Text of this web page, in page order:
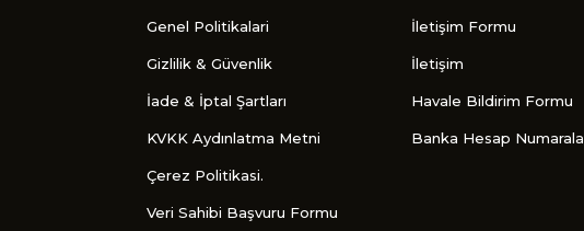
Genel Politikalari
Gizlilik & Güvenlik
İade & İptal Şartları
KVKK Aydınlatma Metni
Çerez Politikasi.
Veri Sahibi Başvuru Formu
İletişim Formu
İletişim
Havale Bildirim Formu
Banka Hesap